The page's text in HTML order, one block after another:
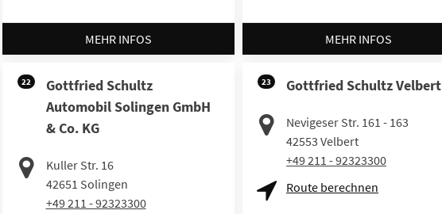
MEHR INFOS MEHR INFOS
22
Gottfried Schultz
Automobil Solingen GmbH
& Co. KG
Kuller Str. 16
42651 Solingen
+49 211 - 92323300
23 Gottfried Schultz Velbert
Nevigeser Str. 161 - 163
42553 Velbert
+49 211 - 92323300
Route berechnen